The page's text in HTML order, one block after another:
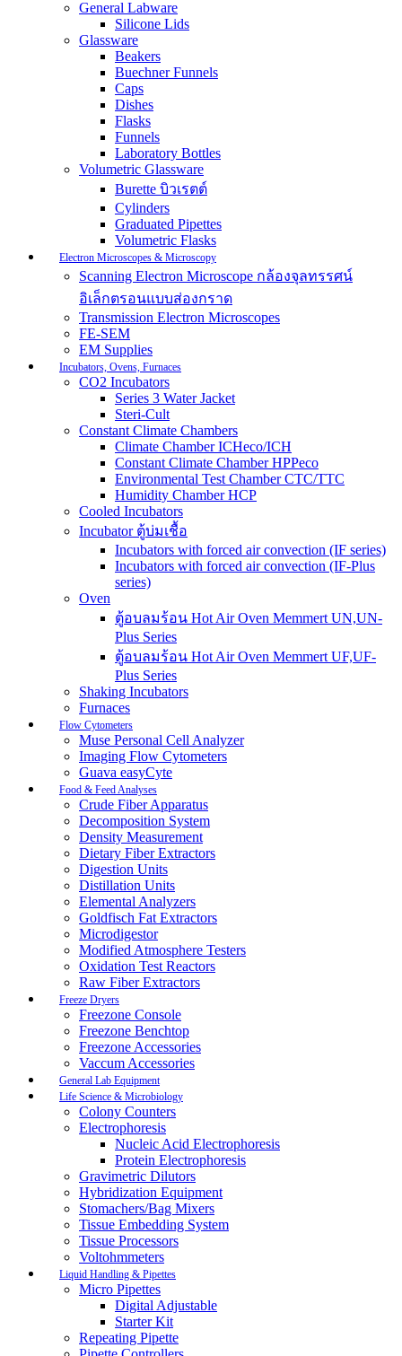
General Labware
Silicone Lids
Glassware
Beakers
Buechner Funnels
Caps
Dishes
Flasks
Funnels
Laboratory Bottles
Volumetric Glassware
Burette บิวเรตต์
Cylinders
Graduated Pipettes
Volumetric Flasks
Electron Microscopes & Microscopy
Scanning Electron Microscope กล้องจุลทรรศน์
อิเล็กตรอนแบบส่องกราด
Transmission Electron Microscopes
FE-SEM
EM Supplies
Incubators, Ovens, Furnaces
CO2 Incubators
Series 3 Water Jacket
Steri-Cult
Constant Climate Chambers
Climate Chamber ICHeco/ICH
Constant Climate Chamber HPPeco
Environmental Test Chamber CTC/TTC
Humidity Chamber HCP
Cooled Incubators
Incubator ตู้บ่มเชื้อ
Incubators with forced air convection (IF series)
Incubators with forced air convection (IF-Plus
series)
Oven
ตู้อบลมร้อน Hot Air Oven Memmert UN,UN-
Plus Series
ตู้อบลมร้อน Hot Air Oven Memmert UF,UF-
Plus Series
Shaking Incubators
Furnaces
Flow Cytometers
Muse Personal Cell Analyzer
Imaging Flow Cytometers
Guava easyCyte
Food & Feed Analyses
Crude Fiber Apparatus
Decomposition System
Density Measurement
Dietary Fiber Extractors
Digestion Units
Distillation Units
Elemental Analyzers
Goldfisch Fat Extractors
Microdigestor
Modified Atmosphere Testers
Oxidation Test Reactors
Raw Fiber Extractors
Freeze Dryers
Freezone Console
Freezone Benchtop
Freezone Accessories
Vaccum Accessories
General Lab Equipment
Life Science & Microbiology
Colony Counters
Electrophoresis
Nucleic Acid Electrophoresis
Protein Electrophoresis
Gravimetric Dilutors
Hybridization Equipment
Stomachers/Bag Mixers
Tissue Embedding System
Tissue Processors
Voltohmmeters
Liquid Handling & Pipettes
Micro Pipettes
Digital Adjustable
Starter Kit
Repeating Pipette